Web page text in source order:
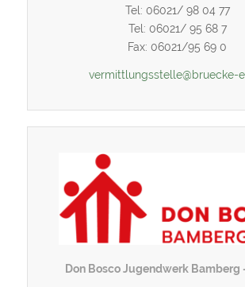
Tel: 06021/ 98 04 77
Tel: 06021/ 95 68 7
Fax: 06021/95 69 0
vermittlungsstelle@bruecke-
Don Bosco Jugendwerk Bamberg